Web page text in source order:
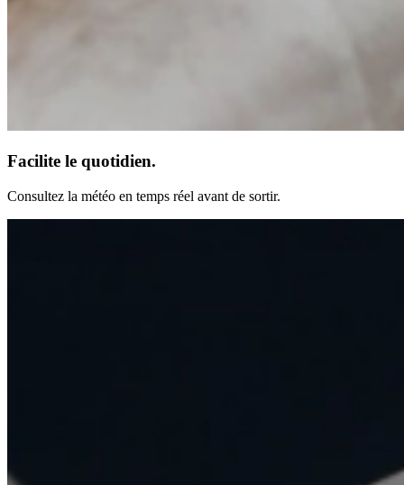
Facilite le quotidien.
Consultez la météo en temps réel avant de sortir.